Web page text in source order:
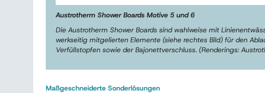
Austrotherm Shower Boards Motive 5 und 6
Die Austrotherm Shower Boards sind wahlweise mit
werkseitig mitgelierten Elemente (siehe rechtes Bild) für den
Verfüllstopfen sowie der Bajonettverschluss. (Renderings:
Maßgeschneiderte Sonderlösungen